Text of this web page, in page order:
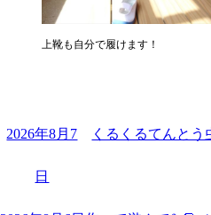
上靴も自分で履けます！
2026年8月7
日
くるくるてんと